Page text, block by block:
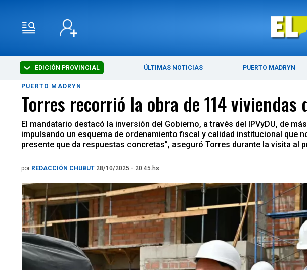
EDICIÓN PROVINCIAL ÚLTIMAS NOTICIAS PUERTO MADRYN
PUERTO MADRYN
Torres recorrió la obra de 114
El mandatario destacó la inversión del Gobierno, a través del IPVyDU, de
impulsando un esquema de ordenamiento fiscal y calidad institucional que
presente que da respuestas concretas”, aseguró Torres durante la visita
por REDACCIÓN CHUBUT 28/10/2025 - 20.45.hs